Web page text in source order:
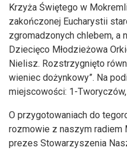
Krzyża Świętego w
zakończonej Eucharystii
zgromadzonych chlebem, a
Dziecięco Młodzieżowa
Nielisz. Rozstrzygnięto
wieniec dożynkowy”. Na
miejscowości: 1-
O przygotowaniach do
rozmowie z naszym radiem
prezes Stowarzyszenia